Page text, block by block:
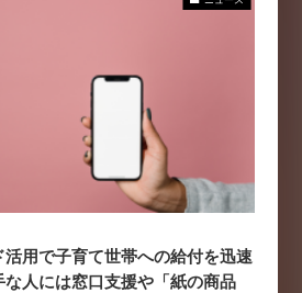
用で子育て世帯への給付を迅速
人には窓口支援や「紙の商品